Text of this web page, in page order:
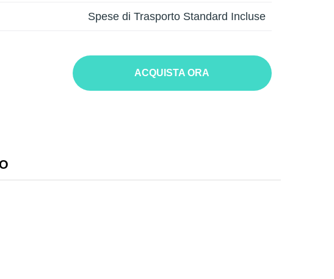
Spese di Trasporto Standard Incluse
ACQUISTA ORA